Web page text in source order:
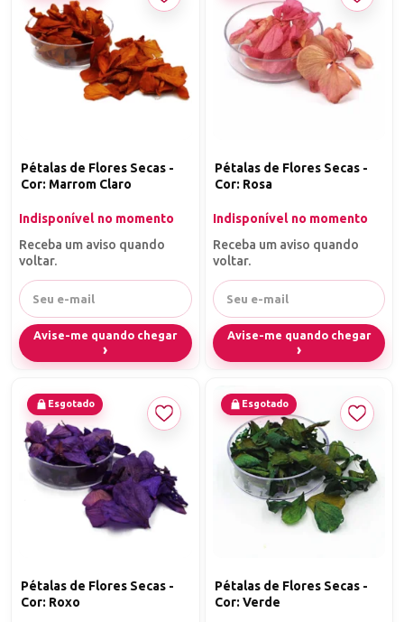
Pétalas de Flores Secas -
Cor: Marrom Claro
Indisponível no momento
Receba um aviso quando
voltar.
Avise-me quando chegar
Pétalas de Flores Secas -
Cor: Rosa
Indisponível no momento
Receba um aviso quando
voltar.
Avise-me quando chegar
Esgotado
Pétalas de Flores Secas -
Cor: Roxo
Esgotado
Pétalas de Flores Secas -
Cor: Verde